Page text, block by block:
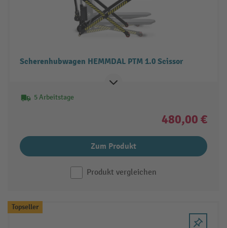
Scherenhubwagen HEMMDAL PTM 1.0 Scissor
5 Arbeitstage
480,00 €
Zum Produkt
Produkt vergleichen
Topseller